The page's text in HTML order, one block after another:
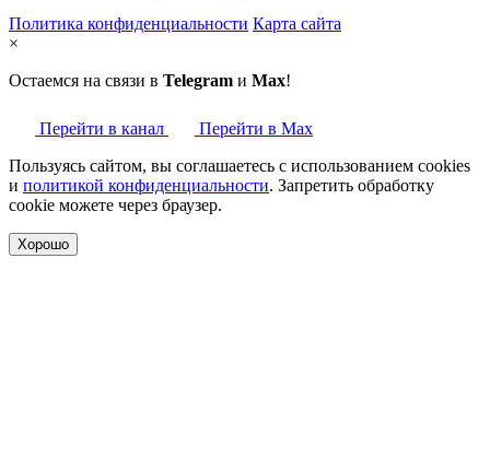
Политика конфиденциальности Карта сайта
×
Остаемся на связи в Telegram и Max!
Перейти в канал
Перейти в Max
Пользуясь сайтом, вы соглашаетесь с использованием cookies
и политикой конфиденциальности. Запретить обработку
cookie можете через браузер.
Хорошо